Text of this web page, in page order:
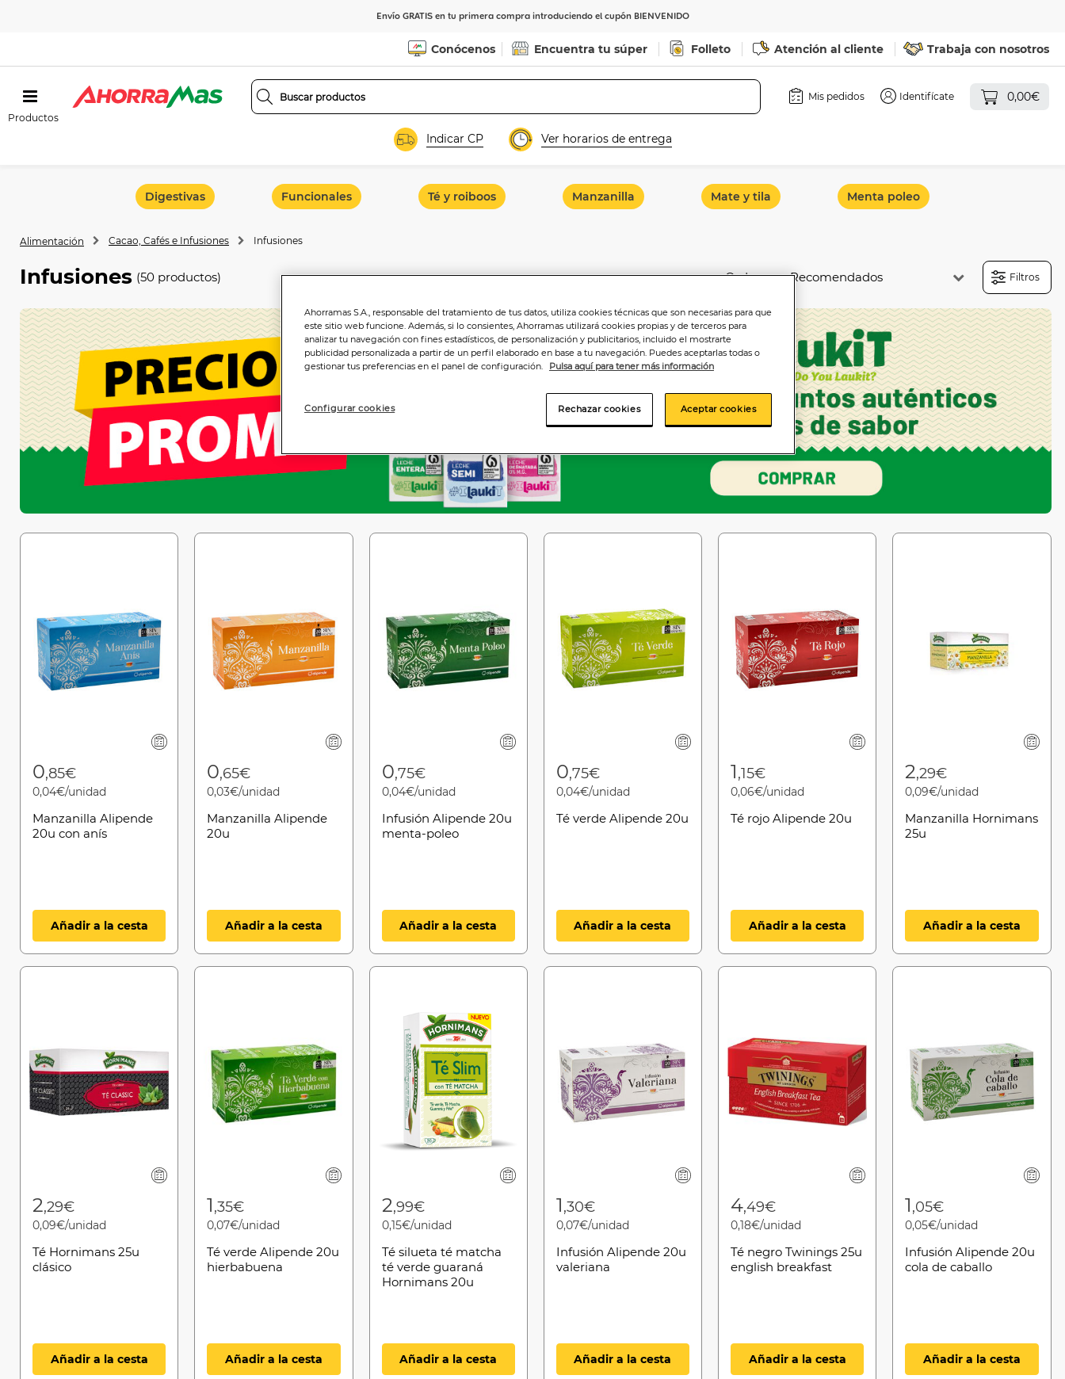
Envío GRATIS en tu primera compra introduciendo el cupón BIENVENIDO
Conócenos Encuentra tu súper Folleto Atención al cliente Trabaja con nosotros
Productos
Mis pedidos Identifícate 0,00€
Indicar CP Ver horarios de entrega
Digestivas Funcionales Té y roiboos Manzanilla Mate y tila Menta poleo
Alimentación Cacao, Cafés e Infusiones Infusiones
Infusiones (50 productos) Ordenar: Filtros
0,85€
0,04€/unidad
Manzanilla Alipende
20u con anís
Añadir a la cesta
0,65€
0,03€/unidad
Manzanilla Alipende
20u
Añadir a la cesta
0,75€
0,04€/unidad
Infusión Alipende 20u
menta-poleo
Añadir a la cesta
0,75€
0,04€/unidad
Té verde Alipende 20u
Añadir a la cesta
1,15€
0,06€/unidad
Té rojo Alipende 20u
Añadir a la cesta
2,29€
0,09€/unidad
Manzanilla Hornimans
25u
Añadir a la cesta
2,29€
0,09€/unidad
Té Hornimans 25u
clásico
Añadir a la cesta
1,35€
0,07€/unidad
Té verde Alipende 20u
hierbabuena
Añadir a la cesta
2,99€
0,15€/unidad
Té silueta té matcha
té verde guaraná
Hornimans 20u
Añadir a la cesta
1,30€
0,07€/unidad
Infusión Alipende 20u
valeriana
Añadir a la cesta
4,49€
0,18€/unidad
Té negro Twinings 25u
english breakfast
Añadir a la cesta
1,05€
0,05€/unidad
Infusión Alipende 20u
cola de caballo
Añadir a la cesta
Ahorramas S.A., responsable del tratamiento de tus datos, utiliza cookies técnicas que son necesarias para que
este sitio web funcione. Además, si lo consientes, Ahorramas utilizará cookies propias y de terceros para
analizar tu navegación con fines estadísticos, de personalización y publicitarios, incluido el mostrarte
publicidad personalizada a partir de un perfil elaborado en base a tu navegación. Puedes aceptarlas todas o
gestionar tus preferencias en el panel de configuración.
Pulsa aquí para tener más información
Configurar cookies Rechazar cookies Aceptar cookies